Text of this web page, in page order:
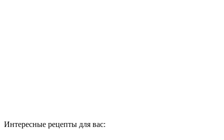
Интересные рецепты для вас: